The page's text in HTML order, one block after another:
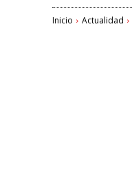
Inicio Actualidad